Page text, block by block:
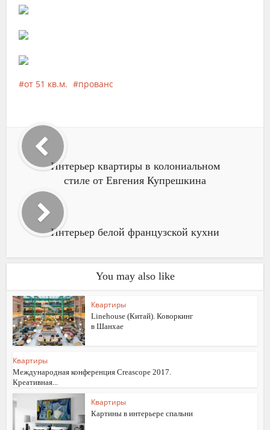
от 51 кв.м. прованс
Интерьер квартиры в колониальном
стиле от Евгения Купрешкина
Интерьер белой французской кухни
You may also like
Квартиры
Linehouse (Китай). Коворкинг
в Шанхае
Квартиры
Международная конференция Creascope 2017.
Креативная...
Квартиры
Картины в интерьере спальни